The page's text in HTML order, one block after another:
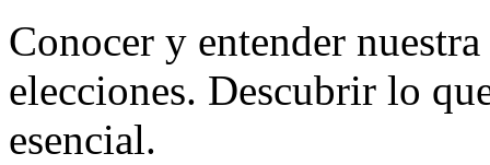
Conocer y entender
elecciones. Descubrir lo
esencial.